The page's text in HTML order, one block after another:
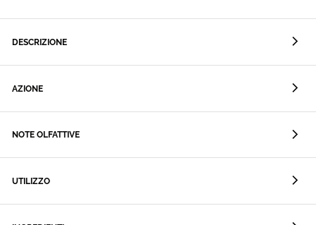
DESCRIZIONE
AZIONE
NOTE OLFATTIVE
UTILIZZO